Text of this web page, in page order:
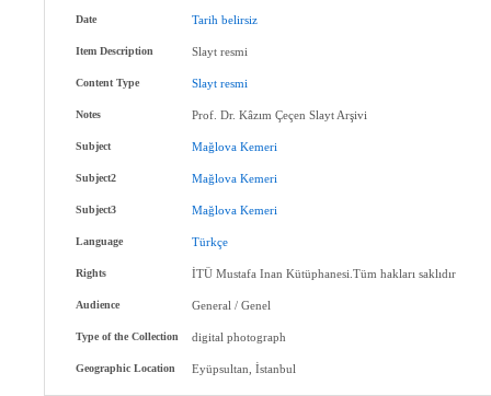
Date Tarih belirsiz
Item Description Slayt resmi
Content Type Slayt resmi
Notes Prof. Dr. Kâzım Çeçen Slayt Arşivi
Subject Mağlova Kemeri
Subject2 Mağlova Kemeri
Subject3 Mağlova Kemeri
Language Türkçe
Rights İTÜ Mustafa Inan Kütüphanesi.Tüm hakları saklıdır
Audience General / Genel
Type of the Collection digital photograph
Geographic Location Eyüpsultan, İstanbul